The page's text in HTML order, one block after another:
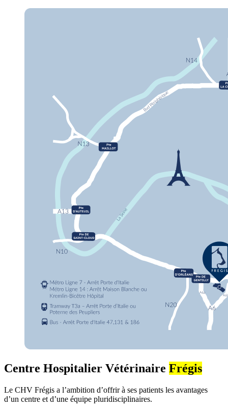
Centre Hospitalier Vétérinaire Frégis
Le CHV Frégis a l’ambition d’offrir à ses patients les avantages
d’un centre et d’une équipe pluridisciplinaires.